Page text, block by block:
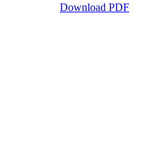
Download PDF